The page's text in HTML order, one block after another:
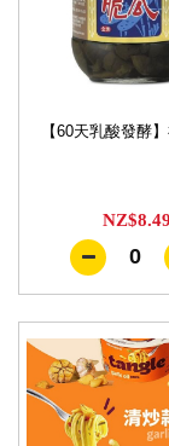
【60天乳酸發酵
NZ$8.49
0